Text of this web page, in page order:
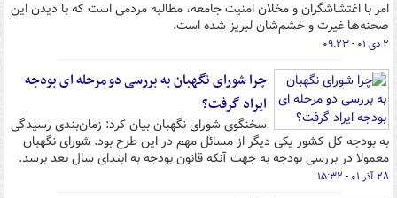
امر با اغتشاشگران و مخلان امنیت جامعه، مطالبه مردمی است که با دیدن این
صحنه‌ها غیرت و خشم‌شان لبریز شده است.
۲ دی ۰۱ - ۰۹:۲۳
چرا شورای نگهبان به بررسی دو مرحله ای بودجه
ایراد گرفت؟
سخنگوی شورای نگهبان بیان کرد: زمان‌بندی رسیدگی
به بودجه کل کشور یکی دیگر از مسائل مهم در این طرح بود. شورای نگهبان
معمولا در بررسی بودجه به جهت آنکه قانون بودجه به ابتدای سال بعد برسد.
۲۸ آذر ۰۱ - ۱۵:۳۲